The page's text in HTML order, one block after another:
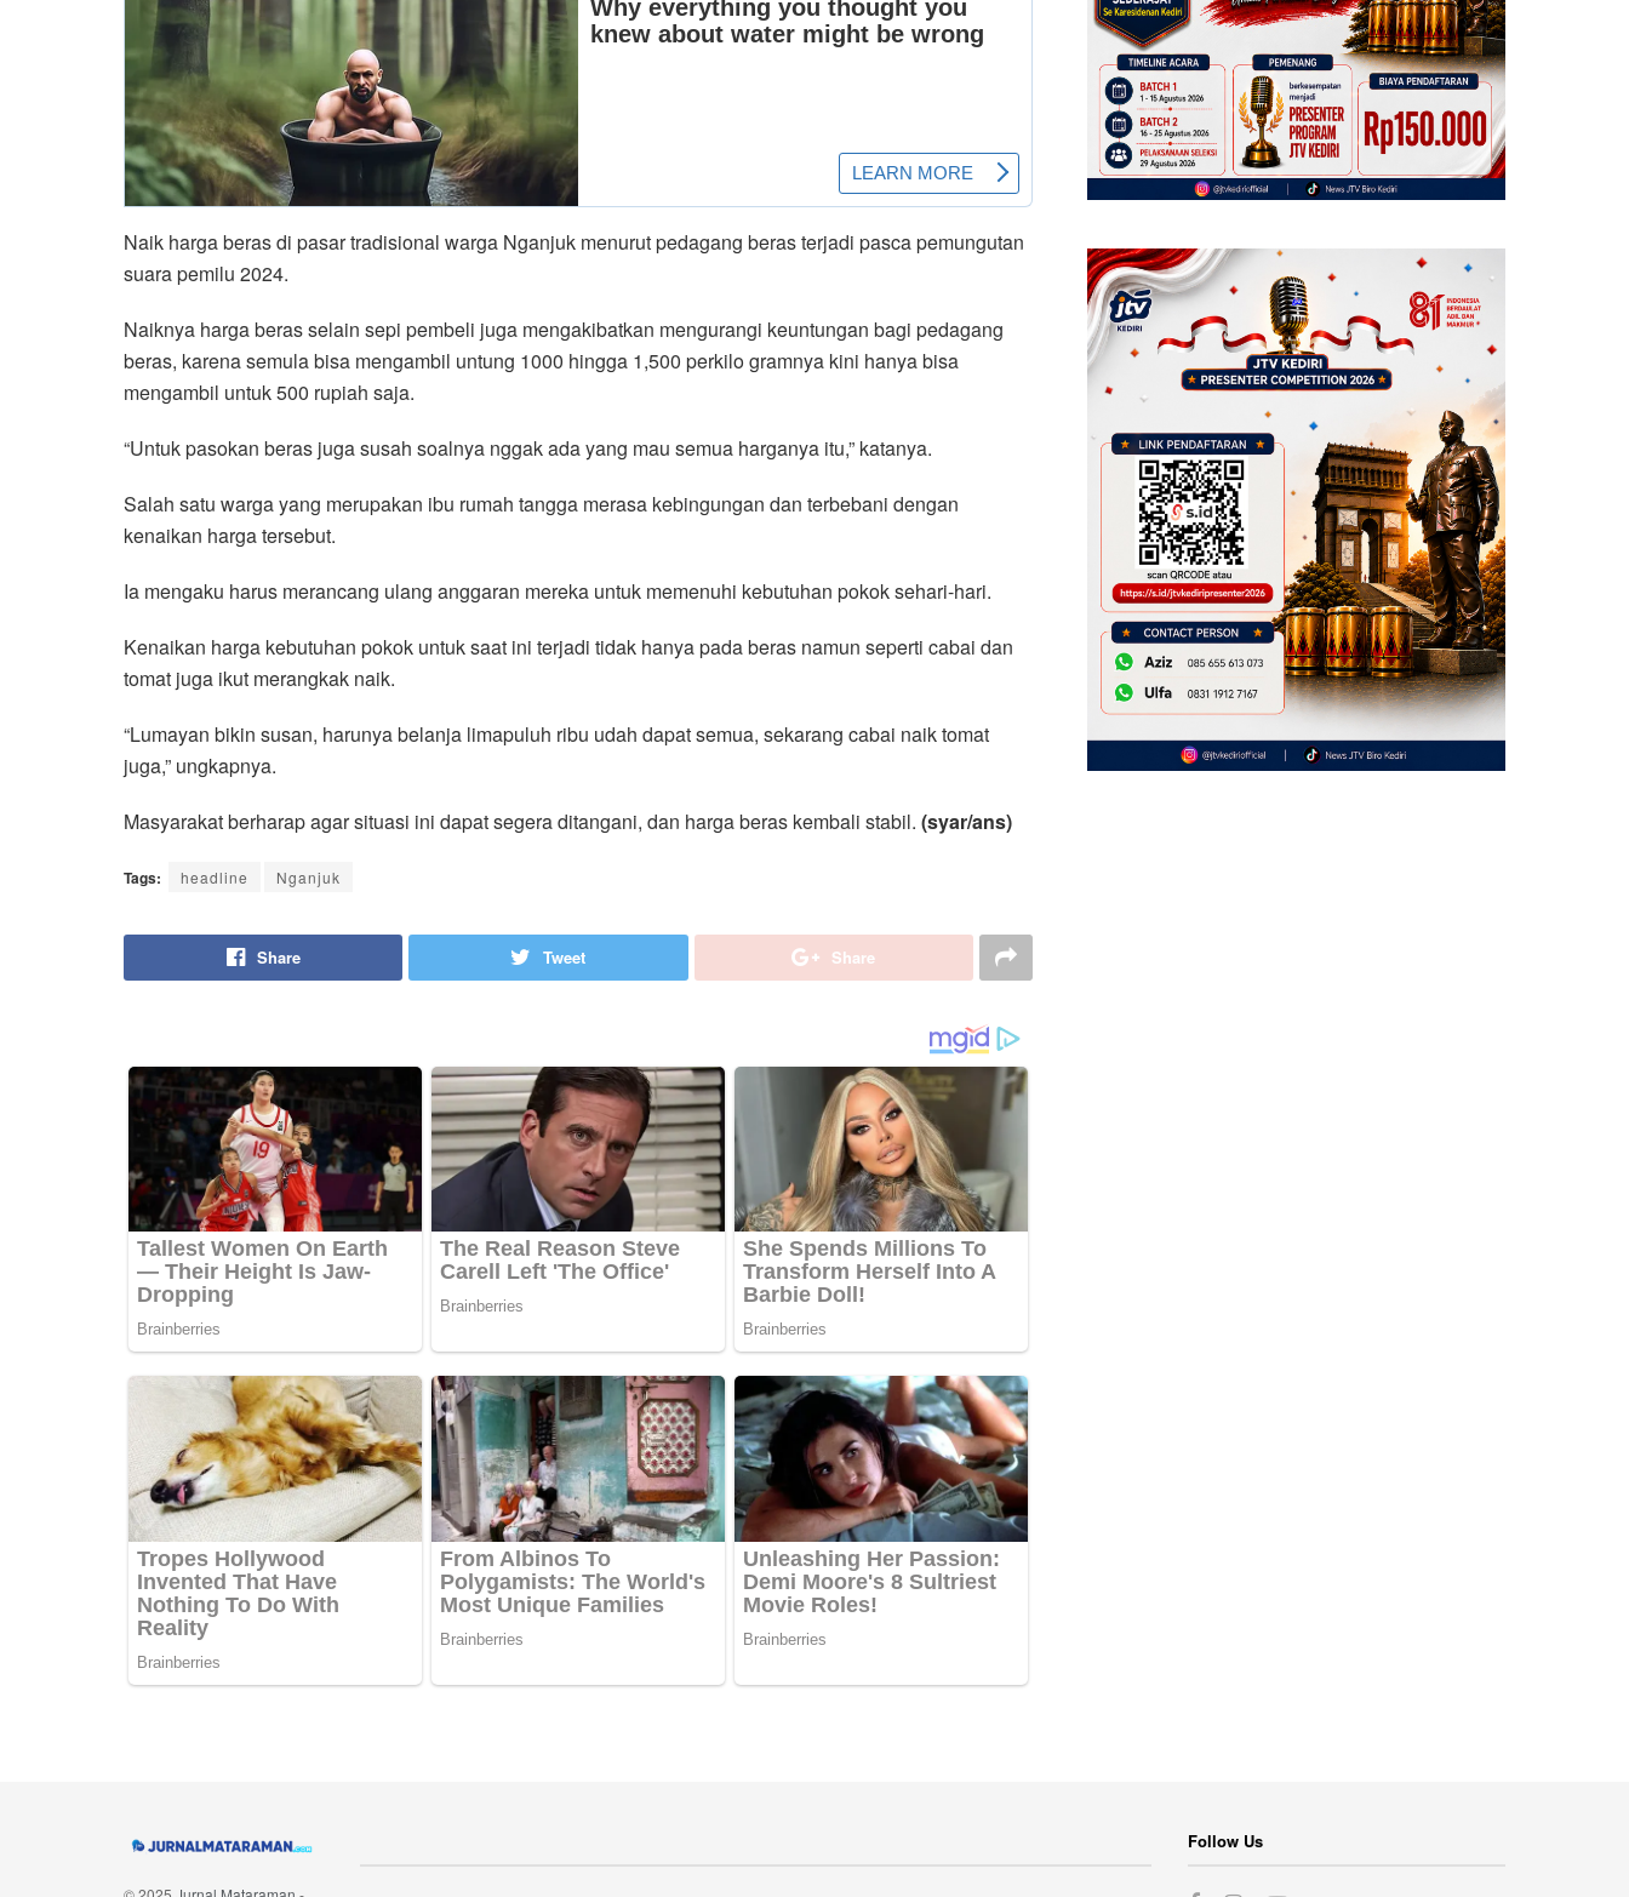
Naik harga beras di pasar tradisional warga Nganjuk menurut pedagang beras terjadi pasca pemungutan
suara pemilu 2024.
Naiknya harga beras selain sepi pembeli juga mengakibatkan mengurangi keuntungan bagi pedagang
beras, karena semula bisa mengambil untung 1000 hingga 1,500 perkilo gramnya kini hanya bisa
mengambil untuk 500 rupiah saja.
“Untuk pasokan beras juga susah soalnya nggak ada yang mau semua harganya itu,” katanya.
Salah satu warga yang merupakan ibu rumah tangga merasa kebingungan dan terbebani dengan
kenaikan harga tersebut.
Ia mengaku harus merancang ulang anggaran mereka untuk memenuhi kebutuhan pokok sehari-hari.
Kenaikan harga kebutuhan pokok untuk saat ini terjadi tidak hanya pada beras namun seperti cabai dan
tomat juga ikut merangkak naik.
“Lumayan bikin susan, harunya belanja limapuluh ribu udah dapat semua, sekarang cabai naik tomat
juga,” ungkapnya.
Masyarakat berharap agar situasi ini dapat segera ditangani, dan harga beras kembali stabil. (syar/ans)
Tags: headline Nganjuk
Share Tweet Share
Follow Us